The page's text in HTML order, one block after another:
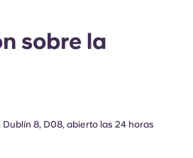
sobre la
8, D08, abierto las 24 horas